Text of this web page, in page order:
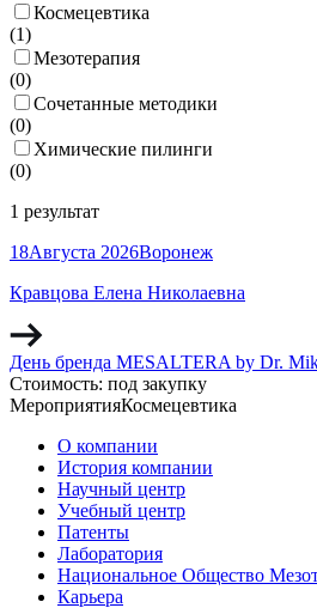
Космецевтика
(1)
Мезотерапия
(0)
Сочетанные методики
(0)
Химические пилинги
(0)
1 результат
18Августа 2026Воронеж
Кравцова Елена Николаевна
День бренда MESALTERA by Dr.
Стоимость: под закупку
МероприятияКосмецевтика
О компании
История компании
Научный центр
Учебный центр
Патенты
Лаборатория
Национальное Общество
Карьера